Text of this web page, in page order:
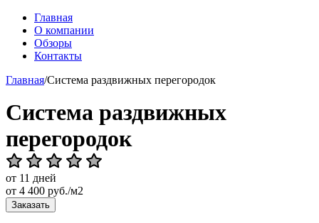
Главная
О компании
Обзоры
Контакты
Главная/Система раздвижных перегородок
Система раздвижных
перегородок
от 11 дней
от 4 400 руб./м2
Заказать